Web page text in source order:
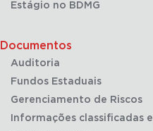
Estágio no BDMG
Documentos
Auditoria
Fundos Estaduais
Gerenciamento de Riscos
Informações classificadas e